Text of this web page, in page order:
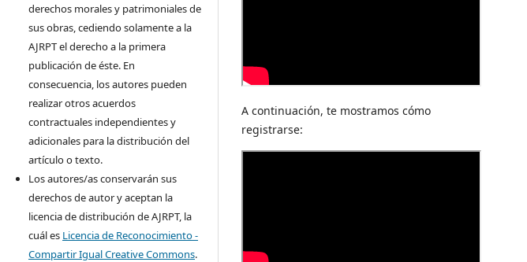
derechos morales y patrimoniales de
sus obras, cediendo solamente a la
AJRPT el derecho a la primera
publicación de éste. En
consecuencia, los autores pueden
realizar otros acuerdos
contractuales independientes y
adicionales para la distribución del
artículo o texto.
Los autores/as conservarán sus
derechos de autor y aceptan la
licencia de distribución de AJRPT, la
cuál es Licencia de Reconocimiento -
Compartir Igual Creative Commons.
A continuación, te mostramos cómo
registrarse: